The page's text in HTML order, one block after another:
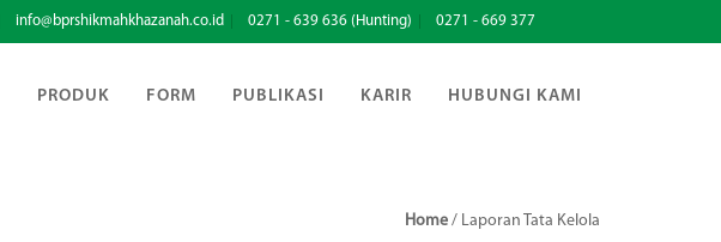
info@bprshikmahkhazanah.co.id 0271 - 639 636 (Hunting) 0271 - 669 377
PRODUK FORM PUBLIKASI KARIR HUBUNGI KAMI
Home / Laporan Tata Kelola